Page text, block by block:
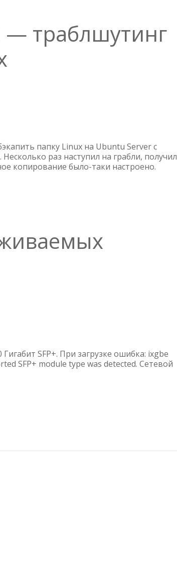
— траблшутинг
папку Linux на Ubuntu Server с
раз наступил на грабли, получил
копирование было-таки настроено.
SFP+. При загрузке ошибка: ixgbe
SFP+ module type was detected. Сетевой